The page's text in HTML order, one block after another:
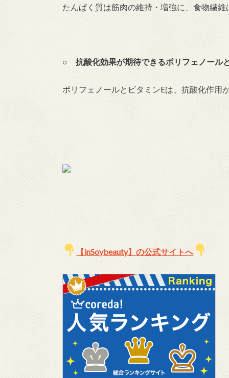
たんぱく質は筋肉の維持・増強に、食物繊
○ 抗酸化効果が期待できるポリフェノール
ポリフェノールとビタミンEは、抗酸化作用
【inSoybeauty】の公式サイトへ